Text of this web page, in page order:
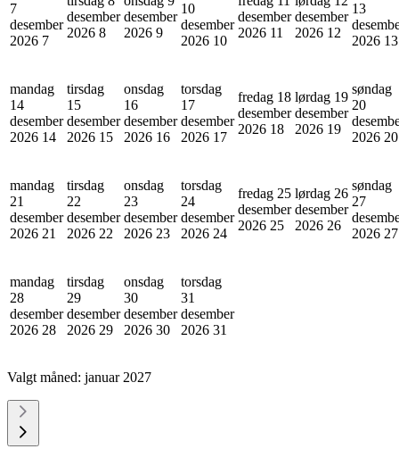
7
desember
2026 7
desember
2026 8
desember
2026 9
10
desember
2026 10
desember
2026 11
desember
2026 12
13
2026 13
mandag
14
desember
2026 14
tirsdag
15
desember
2026 15
onsdag
16
desember
2026 16
torsdag
17
desember
2026 17
fredag 18
desember
2026 18
lørdag 19
desember
2026 19
søndag
20
2026 20
mandag
21
desember
2026 21
tirsdag
22
desember
2026 22
onsdag
23
desember
2026 23
torsdag
24
desember
2026 24
fredag 25
desember
2026 25
lørdag 26
desember
2026 26
søndag
27
2026 27
mandag
28
desember
2026 28
tirsdag
29
desember
2026 29
onsdag
30
desember
2026 30
torsdag
31
desember
2026 31
Valgt måned: januar 2027